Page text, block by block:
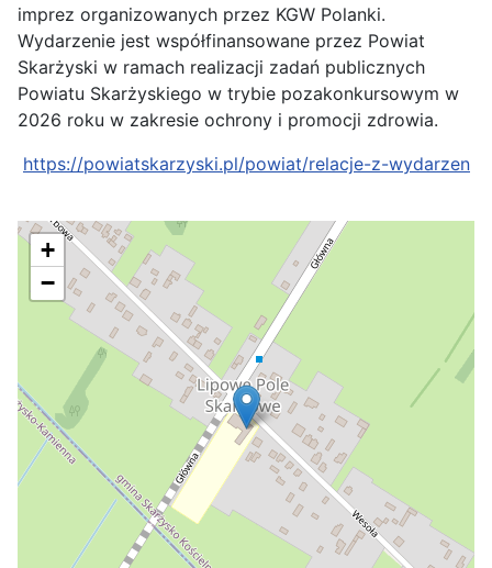
imprez organizowanych przez KGW Polanki.
Wydarzenie jest współfinansowane przez Powiat
Skarżyski w ramach realizacji zadań publicznych
Powiatu Skarżyskiego w trybie pozakonkursowym w
2026 roku w zakresie ochrony i promocji zdrowia.
https://powiatskarzyski.pl/powiat/relacje-z-wydarzen
+
−